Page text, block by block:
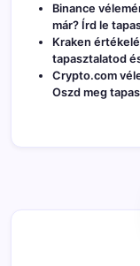
Binance
már? Írd le
Kraken
tapasztalatod
Crypto.com
Oszd meg